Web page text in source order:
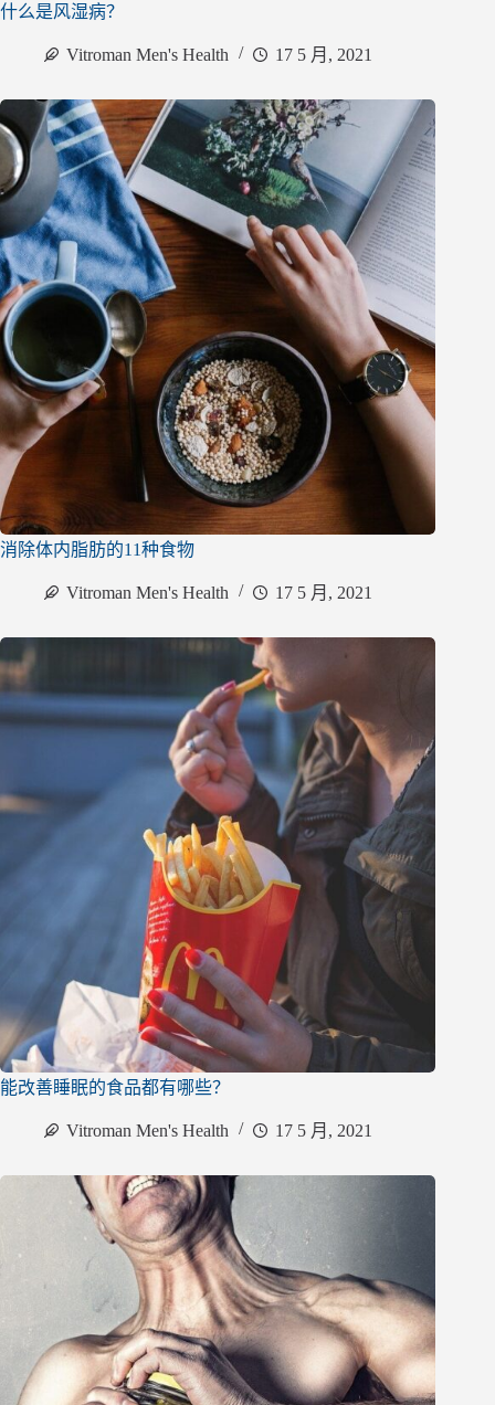
什么是风湿病？
Vitroman Men's Health 17 5 月, 2021
消除体内脂肪的11种食物
Vitroman Men's Health 17 5 月, 2021
能改善睡眠的食品都有哪些？
Vitroman Men's Health 17 5 月, 2021